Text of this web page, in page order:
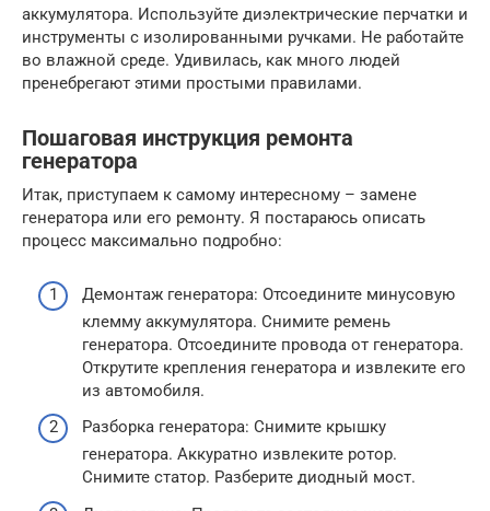
аккумулятора. Используйте диэлектрические перчатки и
инструменты с изолированными ручками. Не работайте
во влажной среде. Удивилась, как много людей
пренебрегают этими простыми правилами.
Пошаговая инструкция ремонта
генератора
Итак, приступаем к самому интересному – замене
генератора или его ремонту. Я постараюсь описать
процесс максимально подробно:
Демонтаж генератора: Отсоедините минусовую
клемму аккумулятора. Снимите ремень
генератора. Отсоедините провода от генератора.
Открутите крепления генератора и извлеките его
из автомобиля.
Разборка генератора: Снимите крышку
генератора. Аккуратно извлеките ротор.
Снимите статор. Разберите диодный мост.